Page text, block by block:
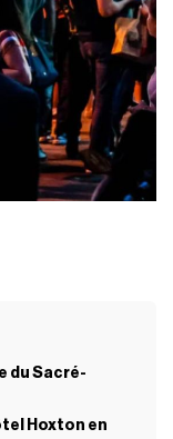
du Sacré-
Hoxton en